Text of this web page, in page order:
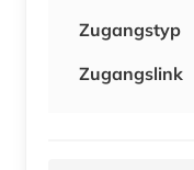
Zugangstyp
Zugangslink